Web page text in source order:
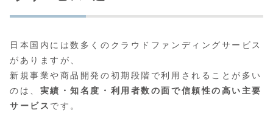
日本国内には数多くのクラウドファンディングサービス
がありますが、
新規事業や商品開発の初期段階で利用されることが多い
のは、 実績・知名度・利用者数の面で信頼性の高い主要
サービス です。